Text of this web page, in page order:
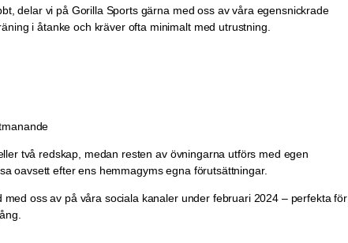
delar vi på Gorilla Sports gärna med oss av våra egensnickrade
i åtanke och kräver ofta minimalt med utrustning.
två redskap, medan resten av övningarna utförs med egen
oavsett efter ens hemmagyms egna förutsättningar.
oss av på våra sociala kanaler under februari 2024 – perfekta för